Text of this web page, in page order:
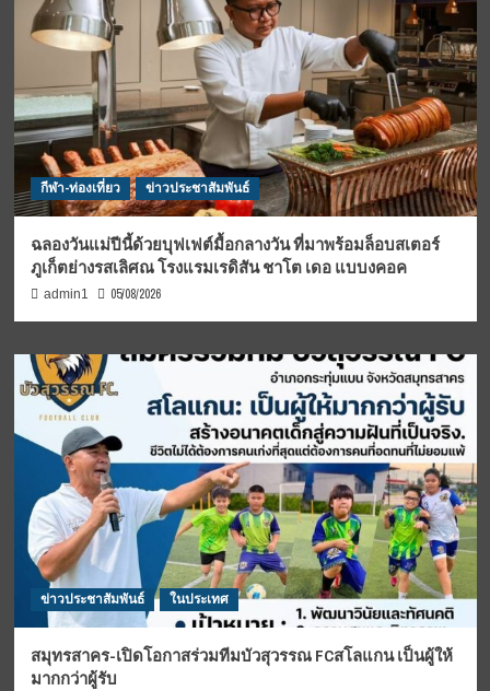
กีฬา-ท่องเที่ยว ข่าวประชาสัมพันธ์
ฉลองวันแม่ปีนี้ด้วยบุฟเฟต์มื้อกลางวัน ที่มาพร้อมล็อบสเตอร์
ภูเก็ตย่างรสเลิศณ โรงแรมเรดิสัน ชาโต เดอ แบบงคอค
admin1 05/08/2026
ข่าวประชาสัมพันธ์ ในประเทศ
สมุทรสาคร-เปิดโอกาสร่วมทีมบัวสุวรรณ FCสโลแกน เป็นผู้ให้
มากกว่าผู้รับ